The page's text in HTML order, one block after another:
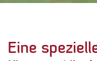
Eine